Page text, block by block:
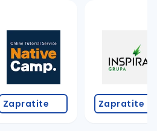
Zapratite Zapratite